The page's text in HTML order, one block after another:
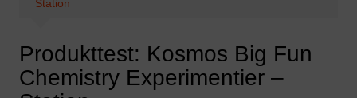
Station
Produkttest: Kosmos Big Fun
Chemistry Experimentier –